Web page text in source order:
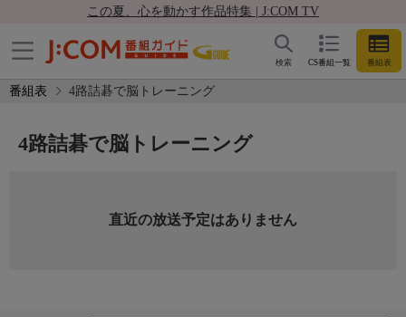
この夏、心を動かす作品特集 | J:COM TV
CS番組一覧 番組表
検索
番組表 4路詰碁で脳トレーニング
4路詰碁で脳トレーニング
直近の放送予定はありません